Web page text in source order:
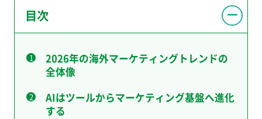
目次
2026年の海外マーケティングトレンドの
全体像
AIはツールからマーケティング基盤へ進化
する